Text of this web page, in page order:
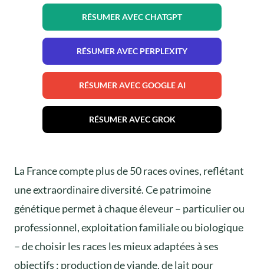
RÉSUMER AVEC CHATGPT
RÉSUMER AVEC PERPLEXITY
RÉSUMER AVEC GOOGLE AI
RÉSUMER AVEC GROK
La France compte plus de 50 races ovines, reflétant
une extraordinaire diversité. Ce patrimoine
génétique permet à chaque éleveur – particulier ou
professionnel, exploitation familiale ou biologique
– de choisir les races les mieux adaptées à ses
objectifs : production de viande, de lait pour